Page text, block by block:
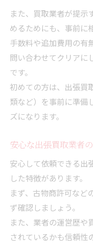
後悔しないため
出張買取前
安心のため
契約前に必
事前準備で
また、買取業者が提示
めるためにも、事前に
手数料や追加費用の有
問い合わせてクリアに
です。
初めての方は、出張買
類など）を事前に準備
ズになります。
安心な出張買取業者
安心して依頼できる出
した特徴があります。
まず、古物商許可など
ず確認しましょう。
また、業者の運営歴や
されているかも信頼性